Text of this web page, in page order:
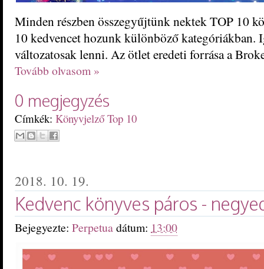
Minden részben összegyűjtünk nektek TOP 10
10 kedvencet hozunk különböző kategóriákban.
változatosak lenni. Az ötlet eredeti forrása a
Tovább olvasom »
0 megjegyzés
Címkék: Könyvjelző Top 10
2018. 10. 19.
Kedvenc könyves páros -
Bejegyezte: Perpetuadátum: 13:00